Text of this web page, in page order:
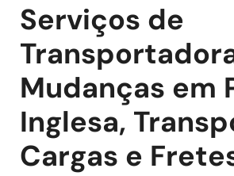
Serviços de
Mudanças em
Inglesa,
Cargas e